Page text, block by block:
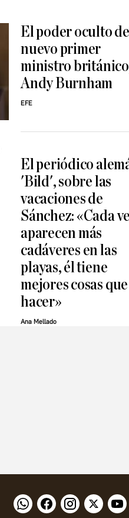
El poder oculto del
nuevo primer
ministro
Andy Burnham
EFE
El periódico
'Bild', sobre las
vacaciones de
Sánchez: «Cada
aparecen más
cadáveres en las
playas, él tiene
mejores cosas que
hacer»
Ana Mellado